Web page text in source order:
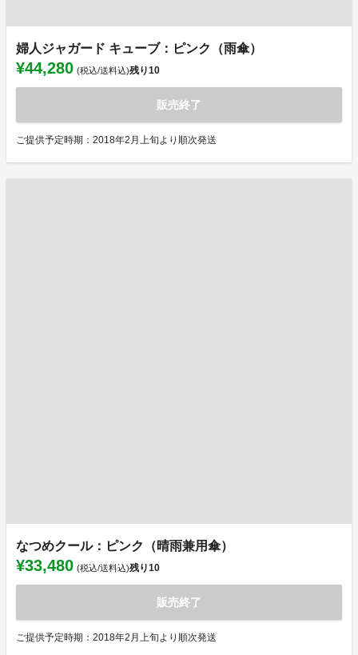
婦人ジャガード キューブ：ピンク（雨傘）
¥44,280 (税込/送料込)残り10
販売終了
ご提供予定時期：2018年2月上旬より順次発送
なつめクール：ピンク（晴雨兼用傘）
¥33,480 (税込/送料込)残り10
販売終了
ご提供予定時期：2018年2月上旬より順次発送